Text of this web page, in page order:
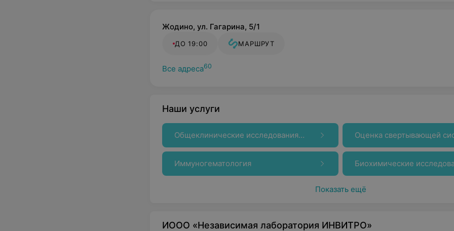
Жодино, ул. Гагарина, 5/1
ДО 19:00 МАРШРУТ
Все адреса60
Наши услуги
Общеклинические исследования
крови
Оценка свертывающей
Иммуногематология Биохимические
Показать ещё
ИООО «Независимая лаборатория ИНВИТРО»